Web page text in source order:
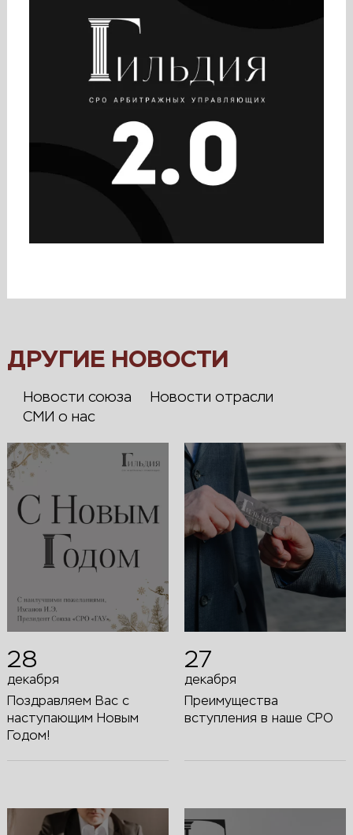
ДРУГИЕ НОВОСТИ
Новости союза
Новости отрасли
СМИ о нас
28
декабря
Поздравляем Вас с
наступающим Новым
Годом!
27
декабря
Преимущества
вступления в наше СРО